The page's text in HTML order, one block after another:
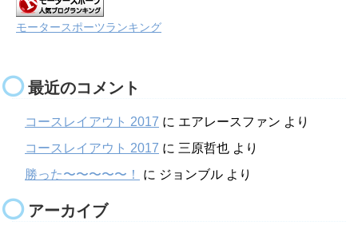
モータースポーツランキング
最近のコメント
コースレイアウト 2017 に エアレースファン より
コースレイアウト 2017 に 三原哲也 より
勝った〜〜〜〜〜！
に ジョンブル より
アーカイブ